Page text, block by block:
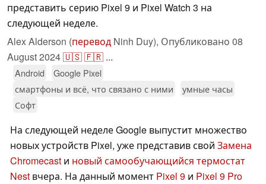
представить серию Pixel 9 и Pixel Watch 3 на
следующей неделе.
Alex Alderson (перевод Ninh Duy), Опубликовано 08
August 2024🇺🇸🇫🇷 ...
Android
Google Pixel
смартфоны и всё, что связано с ними
умные часы
Софт
На следующей неделе Google выпустит множество
новых устройств Pixel, уже представив свой Замена
Chromecast и новый самообучающийся термостат
Nest вчера. На данный момент Pixel 9 и Pixel 9 Pro